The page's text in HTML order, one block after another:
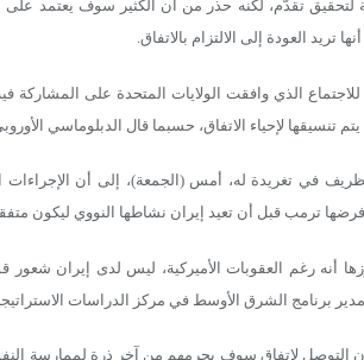
لتحقيق تقدّم، لكنه حذر من أن الكثير سوف يعتمد على
تريد العودة إلى الالتزام بالاتفاق.
للاجتماع الذي وافقت الولايات المتحدة على المشاركة
تنسيقها لإحياء الاتفاق، حسبما قال الدبلوماسي
في تغريدة له، أمس (الجمعة)، إلى أن الإجراءات
فرضها ترمب قبل أن تعيد إيران نشاطها النووي ليكون
أنه رغم العقوبات الأميركية، ليس لدى إيران
برنامج الشرق الأوسط في مركز الدراسات
التوصل لاتفاق سوف يحرمهم من آخر ذرة لممارسة